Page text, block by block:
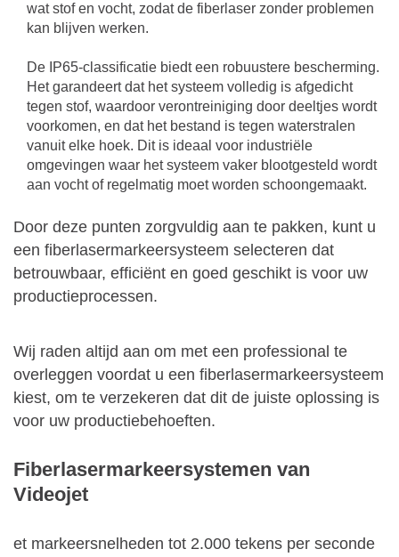
wat stof en vocht, zodat de fiberlaser zonder problemen
kan blijven werken.
De IP65-classificatie biedt een robuustere bescherming.
Het garandeert dat het systeem volledig is afgedicht
tegen stof, waardoor verontreiniging door deeltjes wordt
voorkomen, en dat het bestand is tegen waterstralen
vanuit elke hoek. Dit is ideaal voor industriële
omgevingen waar het systeem vaker blootgesteld wordt
aan vocht of regelmatig moet worden schoongemaakt.
Door deze punten zorgvuldig aan te pakken, kunt u
een fiberlasermarkeersysteem selecteren dat
betrouwbaar, efficiënt en goed geschikt is voor uw
productieprocessen.
Wij raden altijd aan om met een professional te
overleggen voordat u een fiberlasermarkeersysteem
kiest, om te verzekeren dat dit de juiste oplossing is
voor uw productiebehoeften.
Fiberlasermarkeersystemen van
Videojet
et markeersnelheden tot 2.000 tekens per seconde